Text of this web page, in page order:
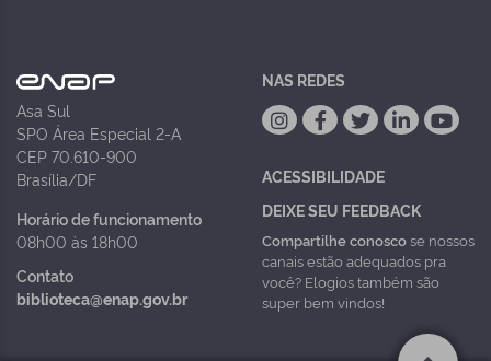
Asa Sul
SPO Área Especial 2-A
CEP 70.610-900
Brasília/DF
Horário de funcionamento
08h00 às 18h00
Contato
biblioteca@enap.gov.br
NAS REDES
ACESSIBILIDADE
DEIXE SEU FEEDBACK
Compartilhe conoscose nossos
canais estão adequados pra
você? Elogios também são
super bem vindos!